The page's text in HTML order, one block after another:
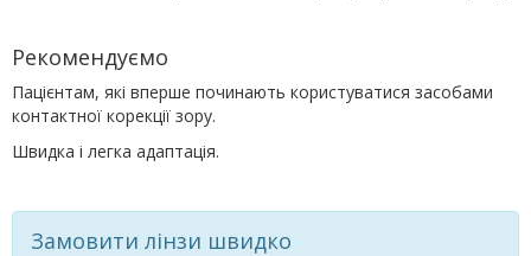
Рекомендуємо
Пацієнтам, які вперше починають користуватися засобами
контактної корекції зору.
Швидка і легка адаптація.
Замовити лінзи швидко